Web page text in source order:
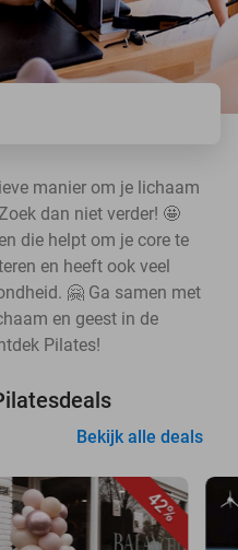
manier om je lichaam
dan niet verder! 🤩
die helpt om je core te
en heeft ook veel
🤗 Ga samen met
en geest in de
Pilates!
Bekijk alle deals
42%